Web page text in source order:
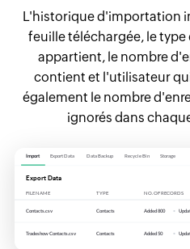
L'historique d'importation
feuille téléchargée, le
appartient, le nombre
contient et l'utilisateur
également le nombre
ignorés dans